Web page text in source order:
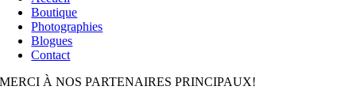
Boutique
Photographies
Blogues
Contact
MERCI À NOS PARTENAIRES PRINCIPAUX!